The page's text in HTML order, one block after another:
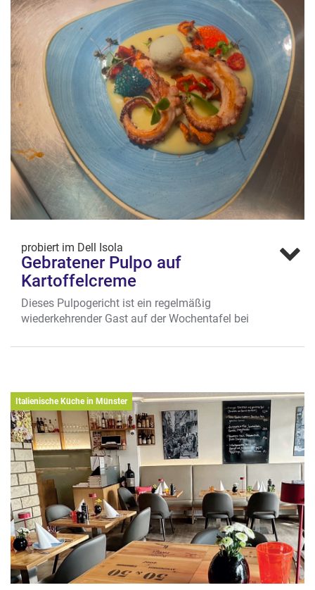
Kartoffelcreme, bei dem auch das Auge
mitisst.
Wo? Aegidiistr. 58/59, Aegidiiviertel
probiert im Dell Isola
Gebratener Pulpo auf
Kartoffelcreme
Dieses Pulpogericht ist ein regelmäßig
wiederkehrender Gast auf der Wochentafel bei
Meeresfrüchte kommt auch der Pulpo im Dell
Italienische Küche in Münster